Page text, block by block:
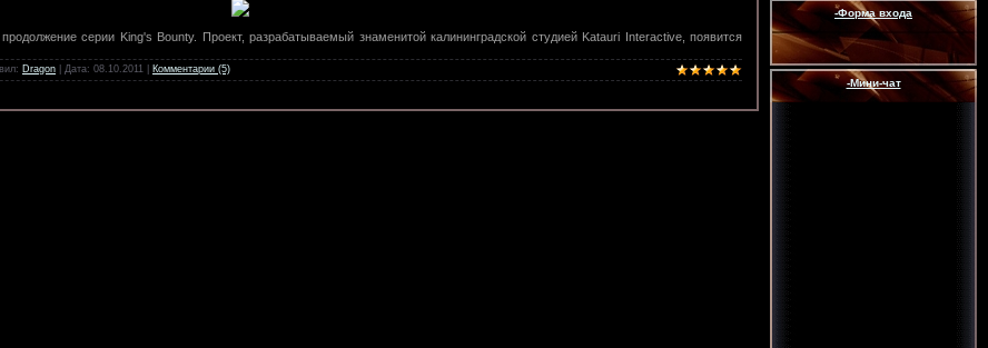
серии King's Bounty. Проект, разрабатываемый знаменитой калининградской студией Katauri Interactive, появится
Dragon | Дата: 08.10.2011 Комментарии (5)
-Форма входа
-Мини-чат